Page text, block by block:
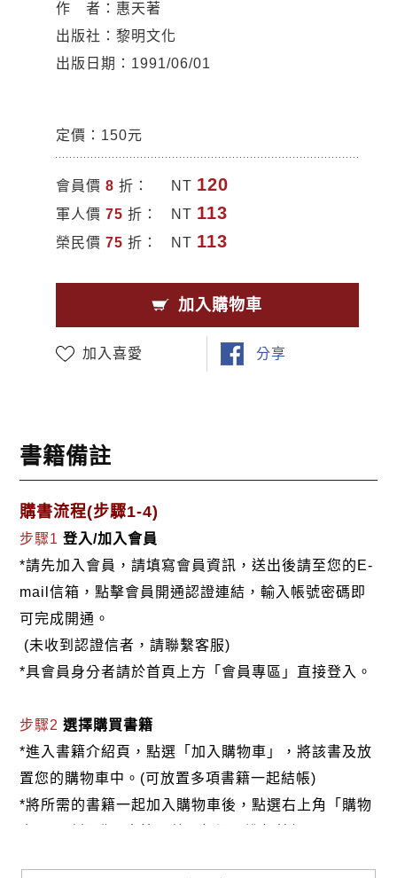
作 者：惠天著
出版社：黎明文化
出版日期：1991/06/01
定價：150元
會員價 8 折： NT 120
軍人價 75 折： NT 113
榮民價 75 折： NT 113
加入購物車
加入喜愛 分享
書籍備註
購書流程(步驟1-4)
步驟1登入/加入會員
*請先加入會員，請填寫會員資訊，送出後請至您的E-
mail信箱，點擊會員開通認證連結，輸入帳號密碼即
可完成開通。
(未收到認證信者，請聯繫客服)
*具會員身分者請於首頁上方「會員專區」直接登入。
步驟2選擇購買書籍
*進入書籍介紹頁，點選「加入購物車」，將該書及放
置您的購物車中。(可放置多項書籍一起結帳)
*將所需的書籍一起加入購物車後，點選右上角「購物